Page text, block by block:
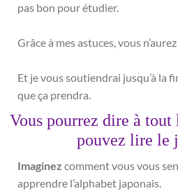
pas bon pour étudier.
Grâce à mes astuces, vous
Et je vous soutiendrai jusqu’à la
que ça prendra.
Vous pourrez dire à tout
pouvez lire le
Imaginez comment vous vous
apprendre l’alphabet japonais.